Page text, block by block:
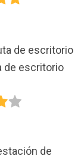
de escritorio